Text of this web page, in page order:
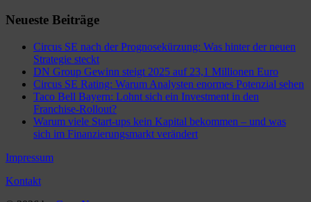
Neueste Beiträge
Circus SE nach der Prognosekürzung: Was hinter der neuen
Strategie steckt
DN Group Gewinn steigt 2025 auf 23,1 Millionen Euro
Circus SE Rating: Warum Analysten enormes Potenzial sehen
Taco Bell Bayern: Lohnt sich ein Investment in den
Franchise-Rollout?
Warum viele Start-ups kein Kapital bekommen – und was
sich im Finanzierungsmarkt verändert
Impressum
Kontakt